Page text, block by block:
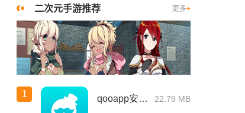
二次元手游推荐 更多+
1 qooapp安卓版 22.79 MB